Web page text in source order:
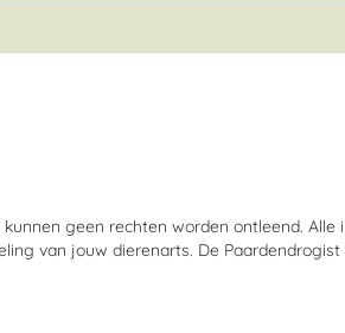
geen rechten worden ontleend.
van jouw dierenarts. De